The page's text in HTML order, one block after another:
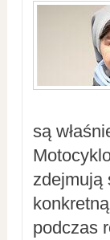
są
zdejmują
podczas